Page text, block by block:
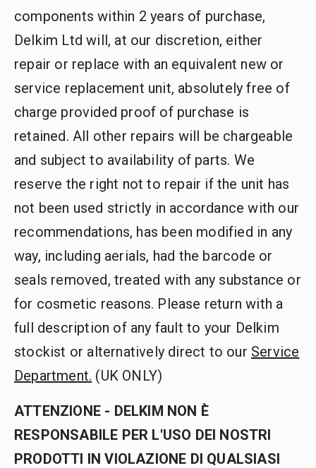
components within 2 years of purchase,
Delkim Ltd will, at our discretion, either
repair or replace with an equivalent new or
service replacement unit, absolutely free of
charge provided proof of purchase is
retained. All other repairs will be chargeable
and subject to availability of parts. We
reserve the right not to repair if the unit has
not been used strictly in accordance with our
recommendations, has been modified in any
way, including aerials, had the barcode or
seals removed, treated with any substance or
for cosmetic reasons. Please return with a
full description of any fault to your Delkim
stockist or alternatively direct to our Service
Department. (UK ONLY)
ATTENZIONE - DELKIM NON È
RESPONSABILE PER L'USO DEI NOSTRI
PRODOTTI IN VIOLAZIONE DI QUALSIASI